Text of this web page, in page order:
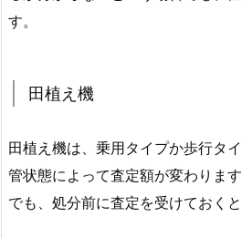
す。
田植え機
田植え機は、乗用タイプか歩行タ
管状態によって査定額が変わりま
でも、処分前に査定を受けておくと